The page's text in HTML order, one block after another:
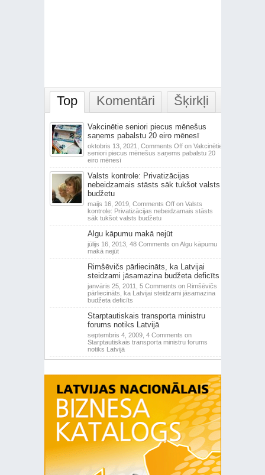
Top Komentāri Šķirkļi
Vakcinētie seniori piecus mēnešus
saņems pabalstu 20 eiro mēnesī
oktobris 13, 2021, Comments Offon Vakcinētie
seniori piecus mēnešus saņems pabalstu 20
eiro mēnesī
Valsts kontrole: Privatizācijas
nebeidzamais stāsts sāk tukšot valsts
budžetu
maijs 16, 2019, Comments Offon Valsts
kontrole: Privatizācijas nebeidzamais stāsts
sāk tukšot valsts budžetu
Algu kāpumu makā nejūt
jūlijs 16, 2013, 48 Comments on Algu kāpumu
makā nejūt
Rimšēvičs pārliecināts, ka Latvijai
steidzami jāsamazina budžeta deficīts
janvāris 25, 2011, 5 Comments on Rimšēvičs
pārliecināts, ka Latvijai steidzami jāsamazina
budžeta deficīts
Starptautiskais transporta ministru
forums notiks Latvijā
septembris 4, 2009, 4 Comments on
Starptautiskais transporta ministru forums
notiks Latvijā